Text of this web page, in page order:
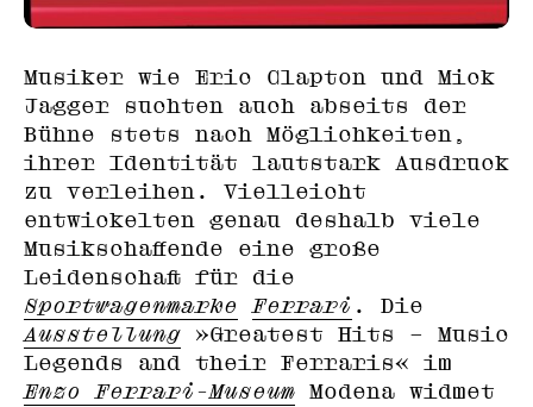
Musiker wie Eric Clapton und Mick
Jagger suchten auch abseits der
Bühne stets nach Möglichkeiten,
ihrer Identität lautstark Ausdruck
zu verleihen. Vielleicht
entwickelten genau deshalb viele
Musikschaffende eine große
Leidenschaft für die
Sportwagenmarke
Ferrari . Die
Ausstellung »Greatest Hits – Music
Legends and their Ferraris« im
Enzo Ferrari-Museum Modena widmet